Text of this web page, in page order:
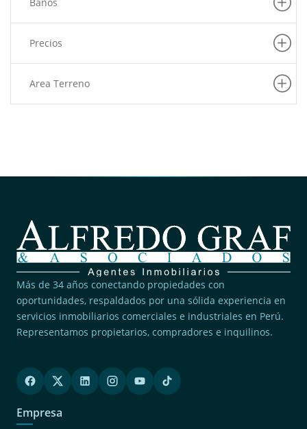
Independencia
Lurigancho
Magdalena Del Mar (1)
Precios
Area Terreno
Más de 34 años conectando propiedades con
oportunidades, respaldados por una sólida experiencia en
servicios inmobiliarios comerciales e industriales en Perú.
Representamos propietarios, compradores e inquilinos.
Empresa